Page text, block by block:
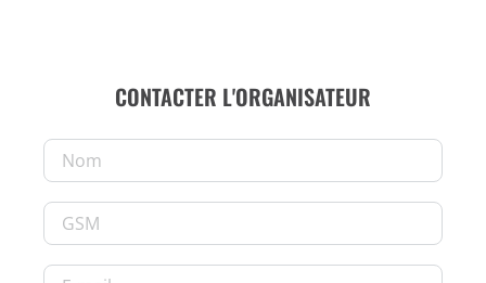
CONTACTER L'ORGANISATEUR